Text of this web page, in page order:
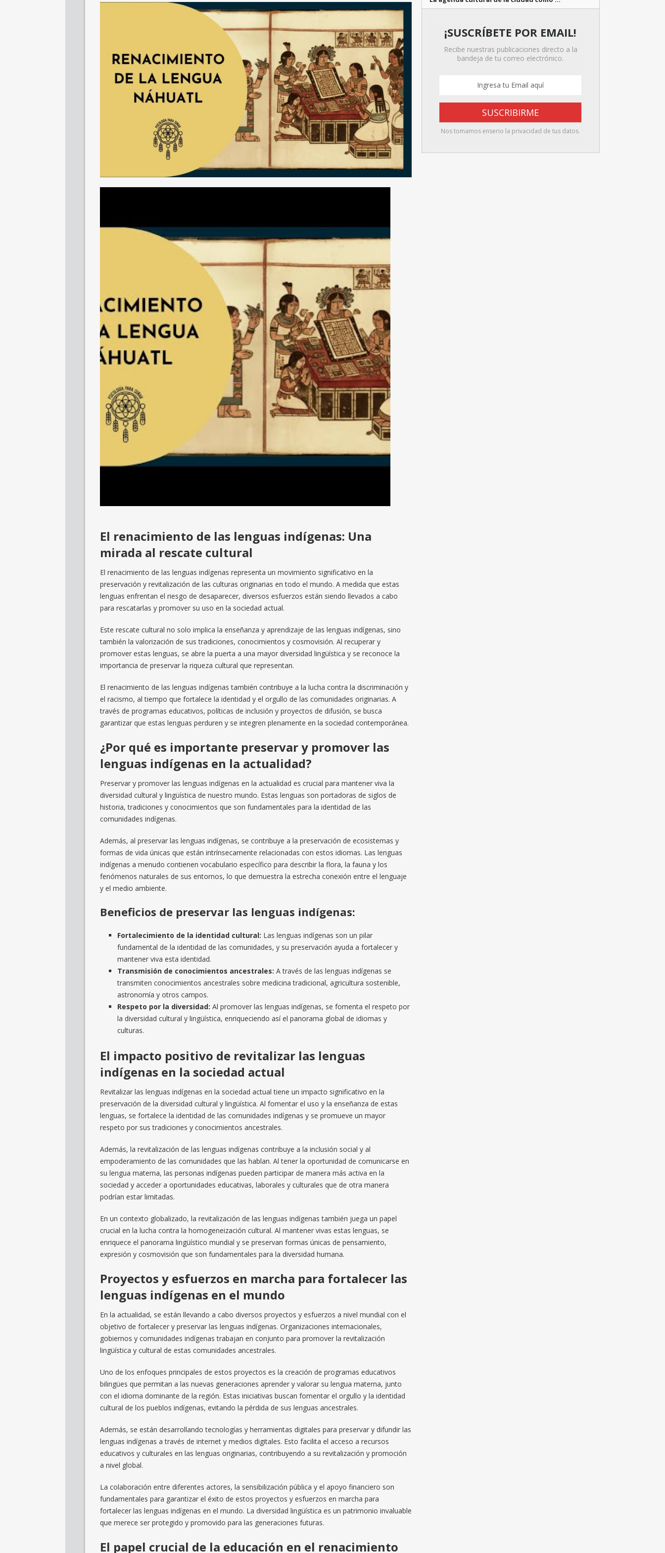
El renacimiento de las lenguas indígenas: Una
mirada al rescate cultural
El renacimiento de las lenguas indígenas representa un movimiento significativo en la
preservación y revitalización de las culturas originarias en todo el mundo. A medida que estas
lenguas enfrentan el riesgo de desaparecer, diversos esfuerzos están siendo llevados a cabo
para rescatarlas y promover su uso en la sociedad actual.
Este rescate cultural no solo implica la enseñanza y aprendizaje de las lenguas indígenas, sino
también la valorización de sus tradiciones, conocimientos y cosmovisión. Al recuperar y
promover estas lenguas, se abre la puerta a una mayor diversidad lingüística y se reconoce la
importancia de preservar la riqueza cultural que representan.
El renacimiento de las lenguas indígenas también contribuye a la lucha contra la discriminación y
el racismo, al tiempo que fortalece la identidad y el orgullo de las comunidades originarias. A
través de programas educativos, políticas de inclusión y proyectos de difusión, se busca
garantizar que estas lenguas perduren y se integren plenamente en la sociedad contemporánea.
¿Por qué es importante preservar y promover las
lenguas indígenas en la actualidad?
Preservar y promover las lenguas indígenas en la actualidad es crucial para mantener viva la
diversidad cultural y lingüística de nuestro mundo. Estas lenguas son portadoras de siglos de
historia, tradiciones y conocimientos que son fundamentales para la identidad de las
comunidades indígenas.
Además, al preservar las lenguas indígenas, se contribuye a la preservación de ecosistemas y
formas de vida únicas que están intrínsecamente relacionadas con estos idiomas. Las lenguas
indígenas a menudo contienen vocabulario específico para describir la flora, la fauna y los
fenómenos naturales de sus entornos, lo que demuestra la estrecha conexión entre el lenguaje
y el medio ambiente.
Beneficios de preservar las lenguas indígenas:
Fortalecimiento de la identidad cultural: Las lenguas indígenas son un pilar
fundamental de la identidad de las comunidades, y su preservación ayuda a fortalecer y
mantener viva esta identidad.
Transmisión de conocimientos ancestrales: A través de las lenguas indígenas se
transmiten conocimientos ancestrales sobre medicina tradicional, agricultura sostenible,
astronomía y otros campos.
Respeto por la diversidad: Al promover las lenguas indígenas, se fomenta el respeto por
la diversidad cultural y lingüística, enriqueciendo así el panorama global de idiomas y
culturas.
El impacto positivo de revitalizar las lenguas
indígenas en la sociedad actual
Revitalizar las lenguas indígenas en la sociedad actual tiene un impacto significativo en la
preservación de la diversidad cultural y lingüística. Al fomentar el uso y la enseñanza de estas
lenguas, se fortalece la identidad de las comunidades indígenas y se promueve un mayor
respeto por sus tradiciones y conocimientos ancestrales.
Además, la revitalización de las lenguas indígenas contribuye a la inclusión social y al
empoderamiento de las comunidades que las hablan. Al tener la oportunidad de comunicarse en
su lengua materna, las personas indígenas pueden participar de manera más activa en la
sociedad y acceder a oportunidades educativas, laborales y culturales que de otra manera
podrían estar limitadas.
En un contexto globalizado, la revitalización de las lenguas indígenas también juega un papel
crucial en la lucha contra la homogeneización cultural. Al mantener vivas estas lenguas, se
enriquece el panorama lingüístico mundial y se preservan formas únicas de pensamiento,
expresión y cosmovisión que son fundamentales para la diversidad humana.
Proyectos y esfuerzos en marcha para fortalecer las
lenguas indígenas en el mundo
En la actualidad, se están llevando a cabo diversos proyectos y esfuerzos a nivel mundial con el
objetivo de fortalecer y preservar las lenguas indígenas. Organizaciones internacionales,
gobiernos y comunidades indígenas trabajan en conjunto para promover la revitalización
lingüística y cultural de estas comunidades ancestrales.
Uno de los enfoques principales de estos proyectos es la creación de programas educativos
bilingües que permitan a las nuevas generaciones aprender y valorar su lengua materna, junto
con el idioma dominante de la región. Estas iniciativas buscan fomentar el orgullo y la identidad
cultural de los pueblos indígenas, evitando la pérdida de sus lenguas ancestrales.
Además, se están desarrollando tecnologías y herramientas digitales para preservar y difundir las
lenguas indígenas a través de internet y medios digitales. Esto facilita el acceso a recursos
educativos y culturales en las lenguas originarias, contribuyendo a su revitalización y promoción
a nivel global.
La colaboración entre diferentes actores, la sensibilización pública y el apoyo financiero son
fundamentales para garantizar el éxito de estos proyectos y esfuerzos en marcha para
fortalecer las lenguas indígenas en el mundo. La diversidad lingüística es un patrimonio invaluable
que merece ser protegido y promovido para las generaciones futuras.
El papel crucial de la educación en el renacimiento
¡SUSCRÍBETE POR EMAIL!
Recibe nuestras publicaciones directo a la
bandeja de tu correo electrónico.
Nos tomamos enserio la privacidad de tus datos.